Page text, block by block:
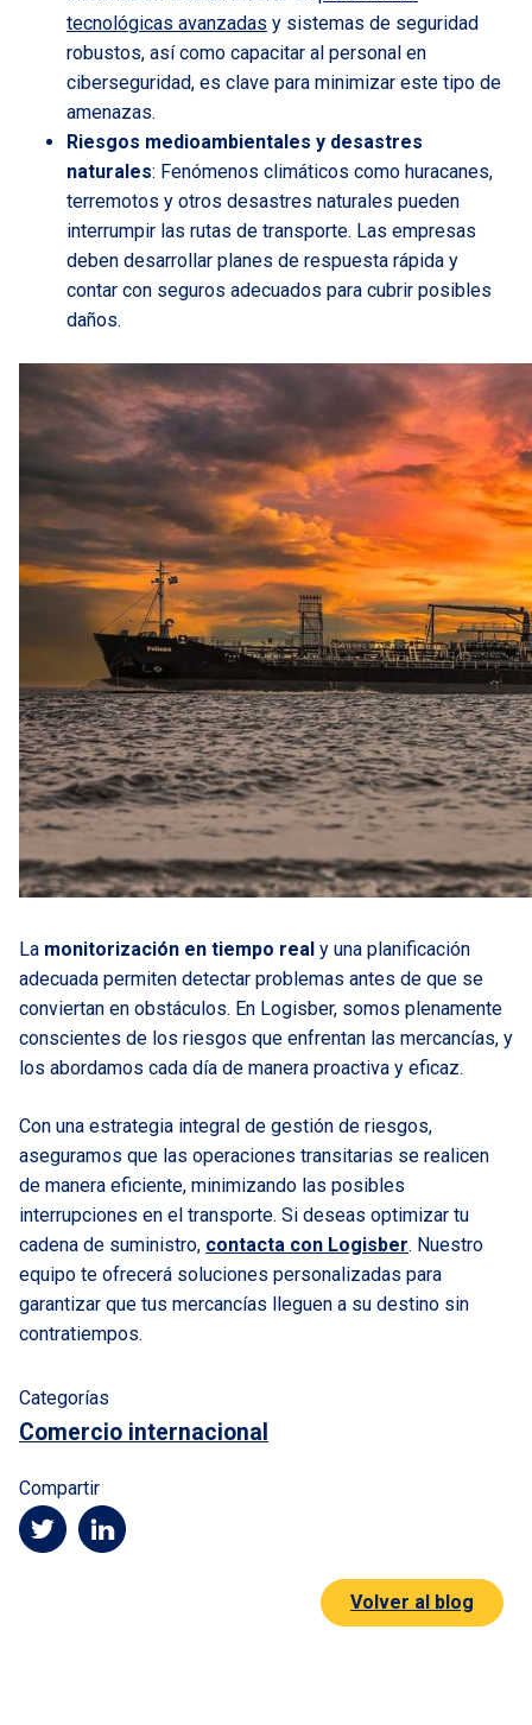
tecnológicas avanzadas y sistemas de seguridad
robustos, así como capacitar al personal en
ciberseguridad, es clave para minimizar este tipo de
amenazas.
Riesgos medioambientales y desastres
naturales: Fenómenos climáticos como huracanes,
terremotos y otros desastres naturales pueden
interrumpir las rutas de transporte. Las empresas
deben desarrollar planes de respuesta rápida y
contar con seguros adecuados para cubrir posibles
daños.
La monitorización en tiempo real y una planificación
adecuada permiten detectar problemas antes de que se
conviertan en obstáculos. En Logisber, somos plenamente
conscientes de los riesgos que enfrentan las mercancías, y
los abordamos cada día de manera proactiva y eficaz.
Con una estrategia integral de gestión de riesgos,
aseguramos que las operaciones transitarias se realicen
de manera eficiente, minimizando las posibles
interrupciones en el transporte. Si deseas optimizar tu
cadena de suministro, contacta con Logisber. Nuestro
equipo te ofrecerá soluciones personalizadas para
garantizar que tus mercancías lleguen a su destino sin
contratiempos.
Categorías
Comercio internacional
Compartir
Volver al blog